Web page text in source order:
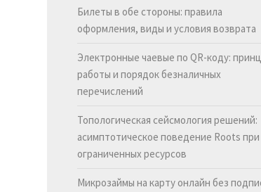
Билеты в обе стороны: правила
оформления, виды и условия возврата
Электронные чаевые по QR-коду:
работы и порядок безналичных
перечислений
Топологическая сейсмология решений:
асимптотическое поведение Roots при
ограниченных ресурсов
Микрозаймы на карту онлайн без